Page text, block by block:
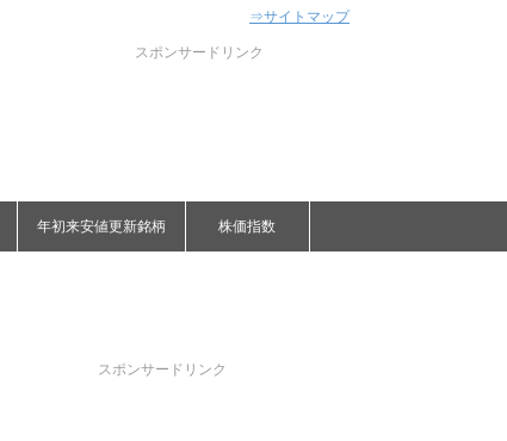
スポンサードリンク
年初来安値更新銘柄 株価指数
スポンサードリンク
⇒サイトマップ